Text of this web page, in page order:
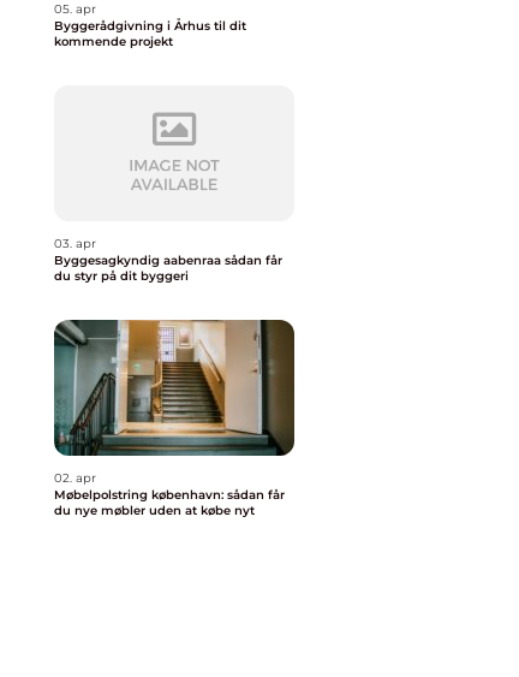
05. apr
Byggerådgivning i Århus til dit
kommende projekt
03. apr
Byggesagkyndig aabenraa sådan får
du styr på dit byggeri
02. apr
Møbelpolstring københavn: sådan får
du nye møbler uden at købe nyt